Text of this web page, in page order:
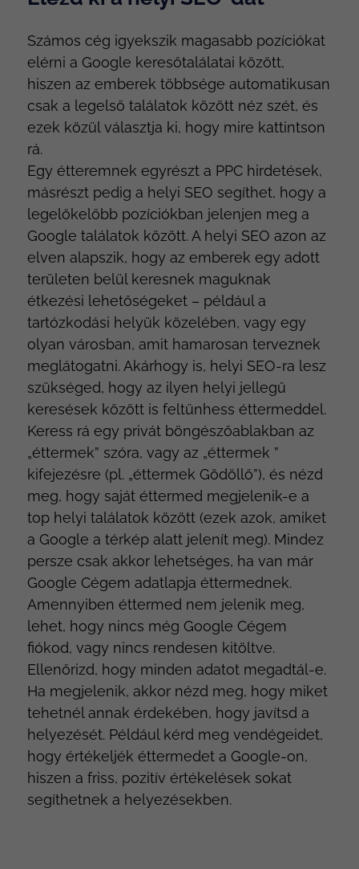
Számos cég igyekszik magasabb pozíciókat
elérni a Google keresőtalálatai között,
hiszen az emberek többsége automatikusan
csak a legelső találatok között néz szét, és
ezek közül választja ki, hogy mire kattintson
rá.
Egy étteremnek egyrészt a PPC hirdetések,
másrészt pedig a helyi SEO segíthet, hogy a
legelőkelőbb pozíciókban jelenjen meg a
Google találatok között. A helyi SEO azon az
elven alapszik, hogy az emberek egy adott
területen belül keresnek maguknak
étkezési lehetőségeket – például a
tartózkodási helyük közelében, vagy egy
olyan városban, amit hamarosan terveznek
meglátogatni. Akárhogy is, helyi SEO-ra lesz
szükséged, hogy az ilyen helyi jellegű
keresések között is feltűnhess éttermeddel.
Keress rá egy privát böngészőablakban az
„éttermek” szóra, vagy az „éttermek ”
kifejezésre (pl. „éttermek Gödöllő”), és nézd
meg, hogy saját éttermed megjelenik-e a
top helyi találatok között (ezek azok, amiket
a Google a térkép alatt jelenít meg). Mindez
persze csak akkor lehetséges, ha van már
Google Cégem adatlapja éttermednek.
Amennyiben éttermed nem jelenik meg,
lehet, hogy nincs még Google Cégem
fiókod, vagy nincs rendesen kitöltve.
Ellenőrizd, hogy minden adatot megadtál-e.
Ha megjelenik, akkor nézd meg, hogy miket
tehetnél annak érdekében, hogy javítsd a
helyezését. Például kérd meg vendégeidet,
hogy értékeljék éttermedet a Google-on,
hiszen a friss, pozitív értékelések sokat
segíthetnek a helyezésekben.